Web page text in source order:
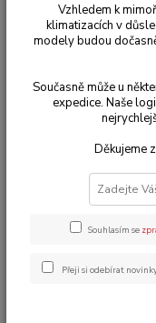
Zahradní technika
Tlakové
Nejprodávanější
Kärcher -
Poslední kusy
Vysokotlakový
Vzhledem k
klimatizacích v
modely budou
Současně může u
expedice. Naše
Děkujeme
Souhlasím se
Přeji si odebírat